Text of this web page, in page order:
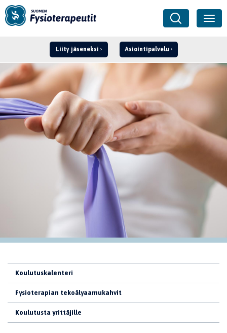
Liity jäseneksi Asiointipalvelu
Kirjaudu ›
Koulutuskalenteri
Fysioterapian tekoälyaamukahvit
Koulutusta yrittäjille